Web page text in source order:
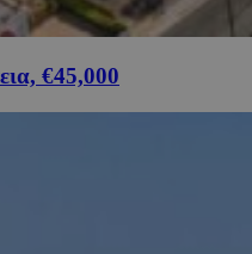
€45,000